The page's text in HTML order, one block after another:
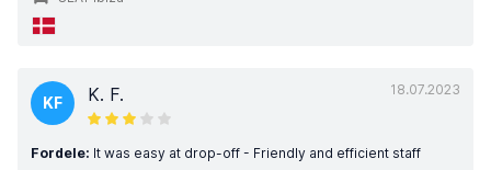
18.07.2023
KF K. F.
Fordele: It was easy at drop-off - Friendly and efficient staff